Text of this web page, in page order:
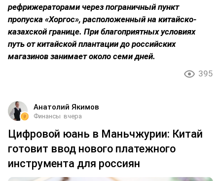
рефрижераторами через пограничный пункт
пропуска «Хоргос», расположенный на китайско-
казахской границе. При благоприятных условиях
путь от китайской плантации до российских
магазинов занимает около семи дней.
395
Анатолий Якимов
Финансы вчера
Цифровой юань в Маньчжурии: Китай
готовит ввод нового платежного
инструмента для россиян